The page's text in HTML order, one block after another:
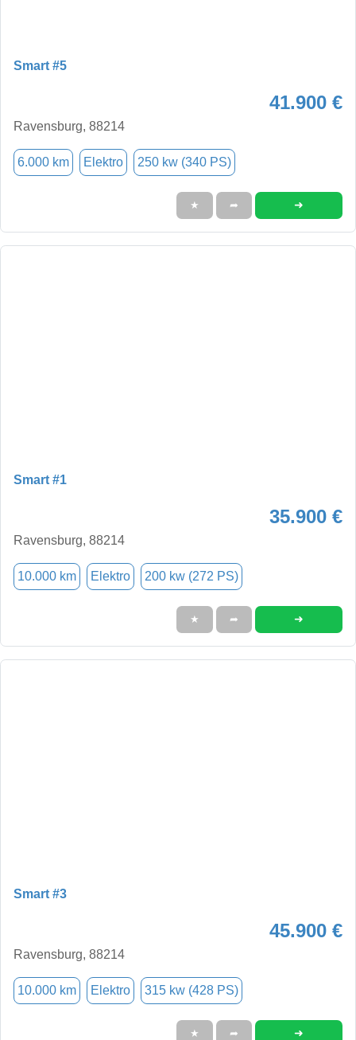
Smart #5
41.900 €
Ravensburg, 88214
6.000 km Elektro 250 kw (340 PS)
★ ➦ ➜
Smart #1
35.900 €
Ravensburg, 88214
10.000 km Elektro 200 kw (272 PS)
★ ➦ ➜
Smart #3
45.900 €
Ravensburg, 88214
10.000 km Elektro 315 kw (428 PS)
★ ➦ ➜